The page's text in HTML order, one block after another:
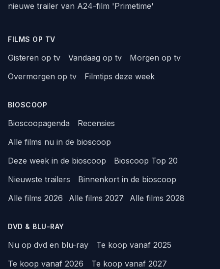
nieuwe trailer van A24-film 'Primetime'
FILMS OP TV
Gisteren op tv Vandaag op tv
Morgen op tv
Overmorgen op tv
Filmtips deze week
BIOSCOOP
Bioscoopagenda
Recensies
Alle films nu in de bioscoop
Deze week in de bioscoop
Bioscoop Top 20
Nieuwste trailers
Binnenkort in de bioscoop
Alle films 2026
Alle films 2027 Alle films 2028
DVD & BLU-RAY
Nu op dvd en blu-ray
Te koop vanaf 2025
Te koop vanaf 2026
Te koop vanaf 2027